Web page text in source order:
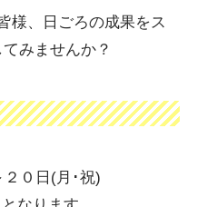
様、日ごろの成果をス
みませんか？
２０日(月･祝)